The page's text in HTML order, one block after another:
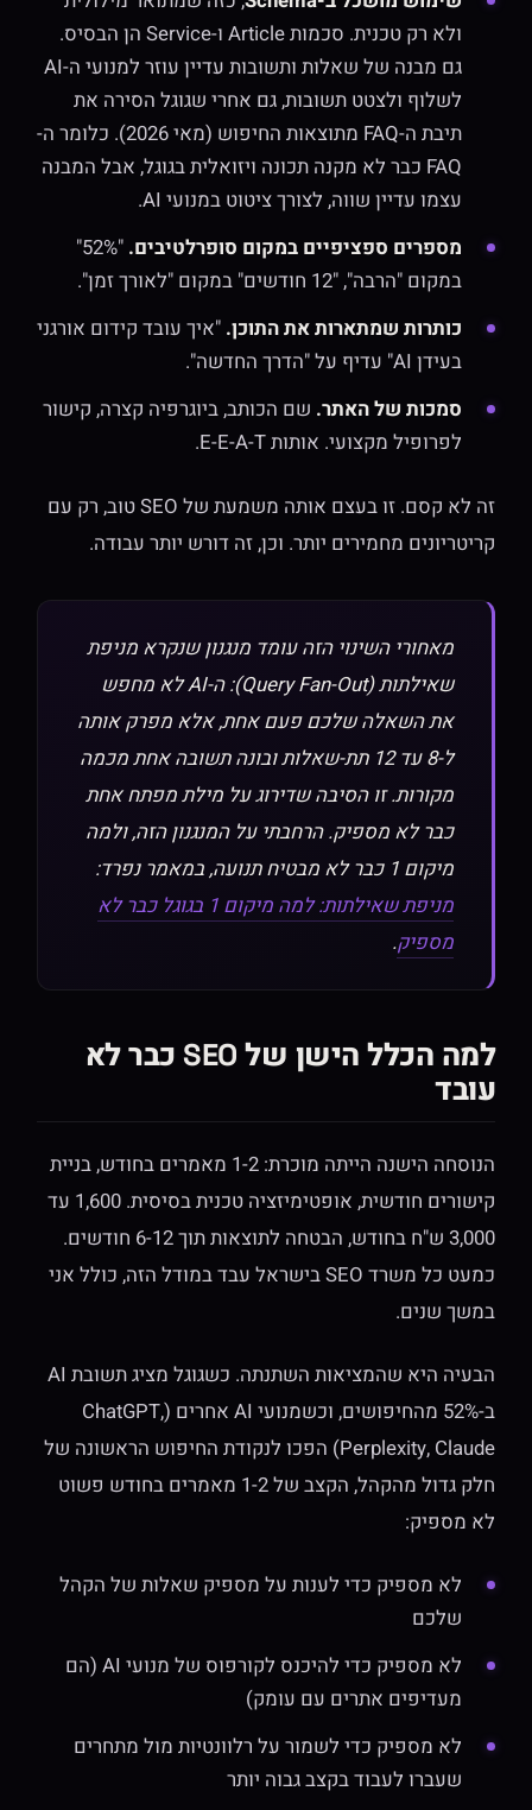
ולא רק טכנית. סכמות Article ו-Service הן הבסיס.
גם מבנה של שאלות ותשובות עדיין עוזר למנועי ה-AI
לשלוף ולצטט תשובות, גם אחרי שגוגל הסירה את
תיבת ה-FAQ מתוצאות החיפוש (מאי 2026). כלומר ה-
FAQ כבר לא מקנה תכונה ויזואלית בגוגל, אבל המבנה
עצמו עדיין שווה, לצורך ציטוט במנועי AI.
מספרים ספציפיים במקום סופרלטיבים.
"52%"
במקום "הרבה", "12 חודשים" במקום "לאורך זמן".
כותרות שמתארות את התוכן."איך עובד קידום אורגני
בעידן AI" עדיף על "הדרך החדשה".
סמכות של האתר.שם הכותב, ביוגרפיה קצרה, קישור
לפרופיל מקצועי. אותות E-E-A-T.
זה לא קסם. זו בעצם אותה משמעת של SEO טוב, רק עם
קריטריונים מחמירים יותר. וכן, זה דורש יותר עבודה.
מאחורי השינוי הזה עומד מנגנון שנקרא מניפת
שאילתות (Query Fan-Out): ה-AI לא מחפש
את השאלה שלכם פעם אחת, אלא מפרק אותה
ל-8 עד 12 תת-שאלות ובונה תשובה אחת מכמה
מקורות. זו הסיבה שדירוג על מילת מפתח אחת
כבר לא מספיק. הרחבתי על המנגנון הזה, ולמה
מיקום 1 כבר לא מבטיח תנועה, במאמר נפרד:
מניפת שאילתות: למה מיקום 1 בגוגל כבר לא
מספיק.
למה הכלל הישן של SEO כבר לא
עובד
הנוסחה הישנה הייתה מוכרת: 1-2 מאמרים בחודש, בניית
קישורים חודשית, אופטימיזציה טכנית בסיסית. 1,600 עד
3,000 ש"ח בחודש, הבטחה לתוצאות תוך 6-12 חודשים.
כמעט כל משרד SEO בישראל עבד במודל הזה, כולל אני
במשך שנים.
הבעיה היא שהמציאות השתנתה. כשגוגל מציג תשובת AI
ב-52% מהחיפושים, וכשמנועי AI אחרים (ChatGPT,
Perplexity, Claude) הפכו לנקודת החיפוש הראשונה של
חלק גדול מהקהל, הקצב של 1-2 מאמרים בחודש פשוט
לא מספיק:
לא מספיק כדי לענות על מספיק שאלות של הקהל
שלכם
לא מספיק כדי להיכנס לקורפוס של מנועי AI (הם
מעדיפים אתרים עם עומק)
לא מספיק כדי לשמור על רלוונטיות מול מתחרים
שעברו לעבוד בקצב גבוה יותר